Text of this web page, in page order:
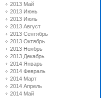
2013 Май
2013 Июнь
2013 Июль
2013 Август
2013 Сентябрь
2013 Октябрь
2013 Ноябрь
2013 Декабрь
2014 Январь
2014 Февраль
2014 Март
2014 Апрель
2014 Май